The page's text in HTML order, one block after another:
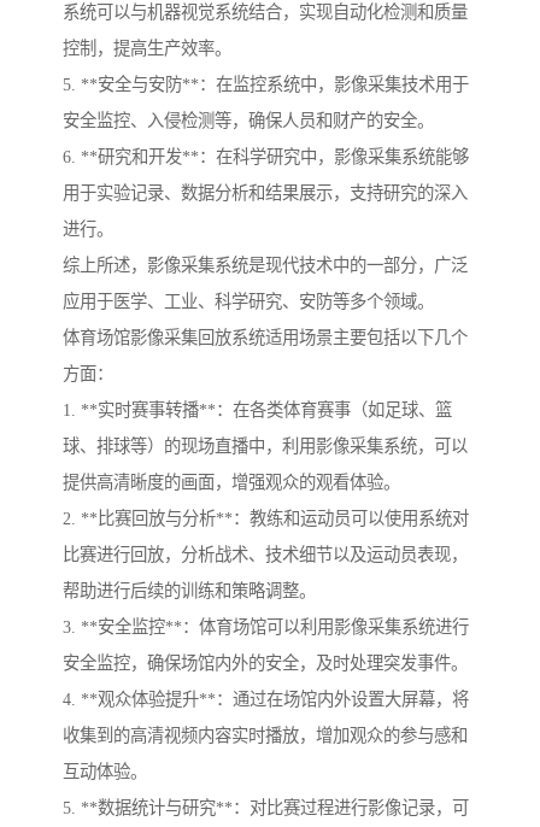
系统可以与机器视觉系统结合，实现自动化检测和质量
控制，提高生产效率。
5. **安全与安防**：在监控系统中，影像采集技术用于
安全监控、入侵检测等，确保人员和财产的安全。
6. **研究和开发**：在科学研究中，影像采集系统能够
用于实验记录、数据分析和结果展示，支持研究的深入
进行。
综上所述，影像采集系统是现代技术中的一部分，广泛
应用于医学、工业、科学研究、安防等多个领域。
体育场馆影像采集回放系统适用场景主要包括以下几个
方面：
1. **实时赛事转播**：在各类体育赛事（如足球、篮
球、排球等）的现场直播中，利用影像采集系统，可以
提供高清晰度的画面，增强观众的观看体验。
2. **比赛回放与分析**：教练和运动员可以使用系统对
比赛进行回放，分析战术、技术细节以及运动员表现，
帮助进行后续的训练和策略调整。
3. **安全监控**：体育场馆可以利用影像采集系统进行
安全监控，确保场馆内外的安全，及时处理突发事件。
4. **观众体验提升**：通过在场馆内外设置大屏幕，将
收集到的高清视频内容实时播放，增加观众的参与感和
互动体验。
5. **数据统计与研究**：对比赛过程进行影像记录，可